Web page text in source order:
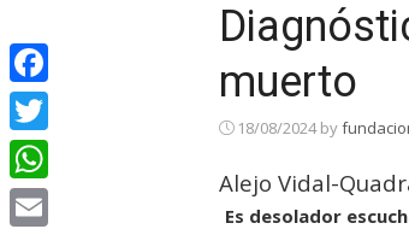
muerto
18/08/2024by
Alejo Vidal-
Es desolador
Facebook
Twitter
WhatsApp